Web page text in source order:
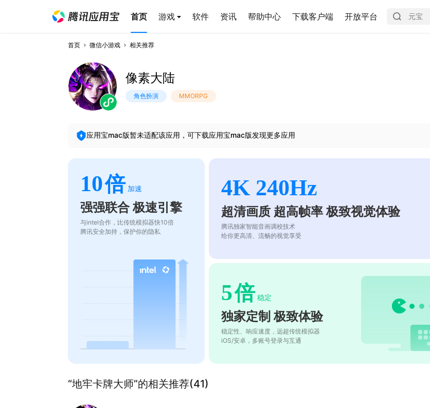
首页 游戏 软件 资讯 帮助中心 下载客户端 开放平台
首页 微信小游戏 相关推荐
像素大陆
角色扮演 MMORPG
应用宝mac版暂未适配该应用，可下载应用宝mac版发现更多应用
10倍 加速
强强联合 极速引擎
与intel合作，比传统模拟器快10倍
腾讯安全加持，保护你的隐私
4K 240Hz
超清画质 超高帧率 极致视觉体验
腾讯独家智能音画调校技术
给你更高清、流畅的视觉享受
5倍 稳定
独家定制 极致体验
稳定性、响应速度，远超传统模拟器
iOS/安卓，多账号登录与互通
“地牢卡牌大师”的相关推荐(41)